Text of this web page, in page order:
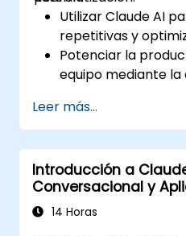
Utilizar Claude AI
repetitivas y
Potenciar la
equipo mediante
Integrar Claude AI
plataformas
Optimizar la toma
gestión de tareas
Leer más...
Introducción a
Conversacional y
Empresariales
14 Horas